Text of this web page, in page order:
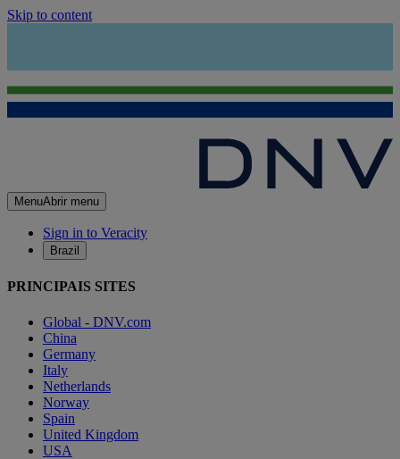
Skip to content
MenuAbrir menu
Sign in to Veracity
Brazil
PRINCIPAIS SITES
Global - DNV.com
China
Germany
Italy
Netherlands
Norway
Spain
United Kingdom
USA